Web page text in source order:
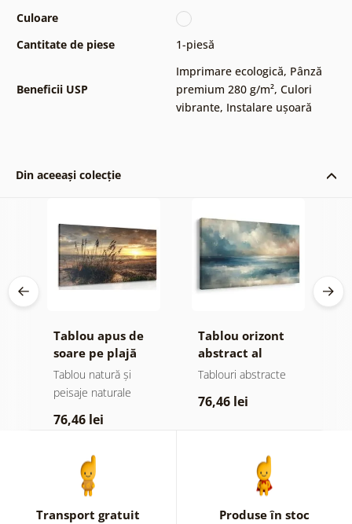
Culoare
Cantitate de piese
1-piesă
Beneficii USP
Imprimare ecologică, Pânză
premium 280 g/m², Culori
vibrante, Instalare ușoară
Din aceeași colecție
Tablou apus de
soare pe plajă
Tablou natură și
peisaje naturale
76,46 lei
Tablou orizont
abstract al
oceanului
Tablouri abstracte
76,46 lei
Transport gratuit Produse în stoc